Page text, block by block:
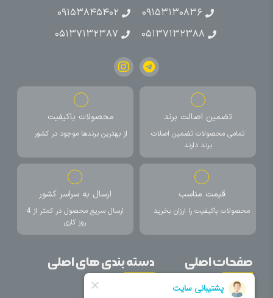
۰۹۱۵۳۱۳۰۸۳۶
۰۹۱۵۳۸۴۵۴۰۲
۰۵۱۳۷۱۳۲۳۸۸
۰۵۱۳۷۱۳۲۳۸۷
تضمین اصالت برند
تمامی محصولات تضمین اصلات
برند دارند
محصولات باکیفیت
از بهترین برندها موجود در کشور
قیمت مناسب
محصولات باکیفیت را ارزان بخرید
ارسال به سراسر کشور
ارسال سریع محصول در کمتر از 4
روز کاری
صفحات اصلی
خانه
دسته بندی های اصلی